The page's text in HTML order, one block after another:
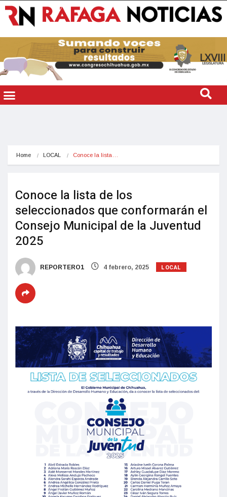
Home LOCAL Conoce la lista…
Conoce la lista de los
seleccionados que conformarán el
Consejo Municipal de la Juventud
2025
REPORTERO1 4 febrero, 2025 LOCAL